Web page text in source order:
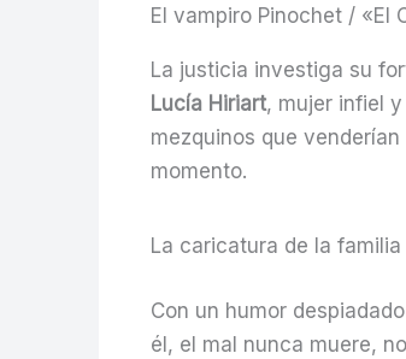
El vampiro Pinochet / «El
La justicia investiga su
Lucía Hiriart, mujer infiel
mezquinos que
momento.
La caricatura de la
Con un humor
él, el mal nunca muere,